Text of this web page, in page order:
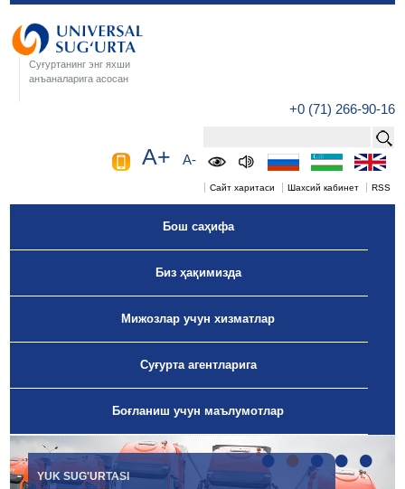
Суғуртанинг энг яхши
анъаналарига асосан
+0 (71) 266-90-16
A+ A-
Сайт харитаси Шахсий кабинет RSS
Бош саҳифа
Биз ҳақимизда
Мижозлар учун хизматлар
Суғурта агентларига
Боғланиш учун маълумотлар
YUK SUG'URTASI •••••